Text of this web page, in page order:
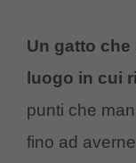
Un gatto
luogo in cui
punti che
fino ad